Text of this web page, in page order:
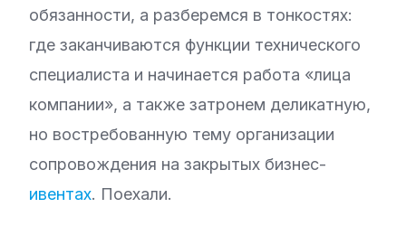
обязанности, а разберемся в тонкостях:
где заканчиваются функции технического
специалиста и начинается работа «лица
компании», а также затронем деликатную,
но востребованную тему организации
сопровождения на закрытых бизнес-
ивентах. Поехали.